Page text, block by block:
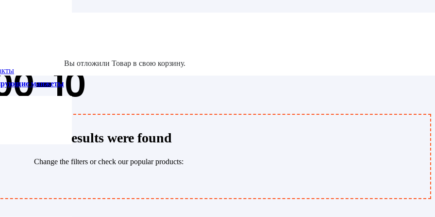
манжеты
Вы отложили Товар в свою корзину.
10
No results were found
Change the filters or check our popular products: